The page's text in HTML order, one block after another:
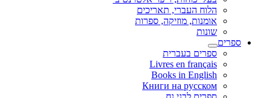
הלוח העברי, תאריכים
אומנות, מוזיקה, ספרות
שונות
ספרים
ספרים בעברית
Livres en français
Books in English
Книги на русском